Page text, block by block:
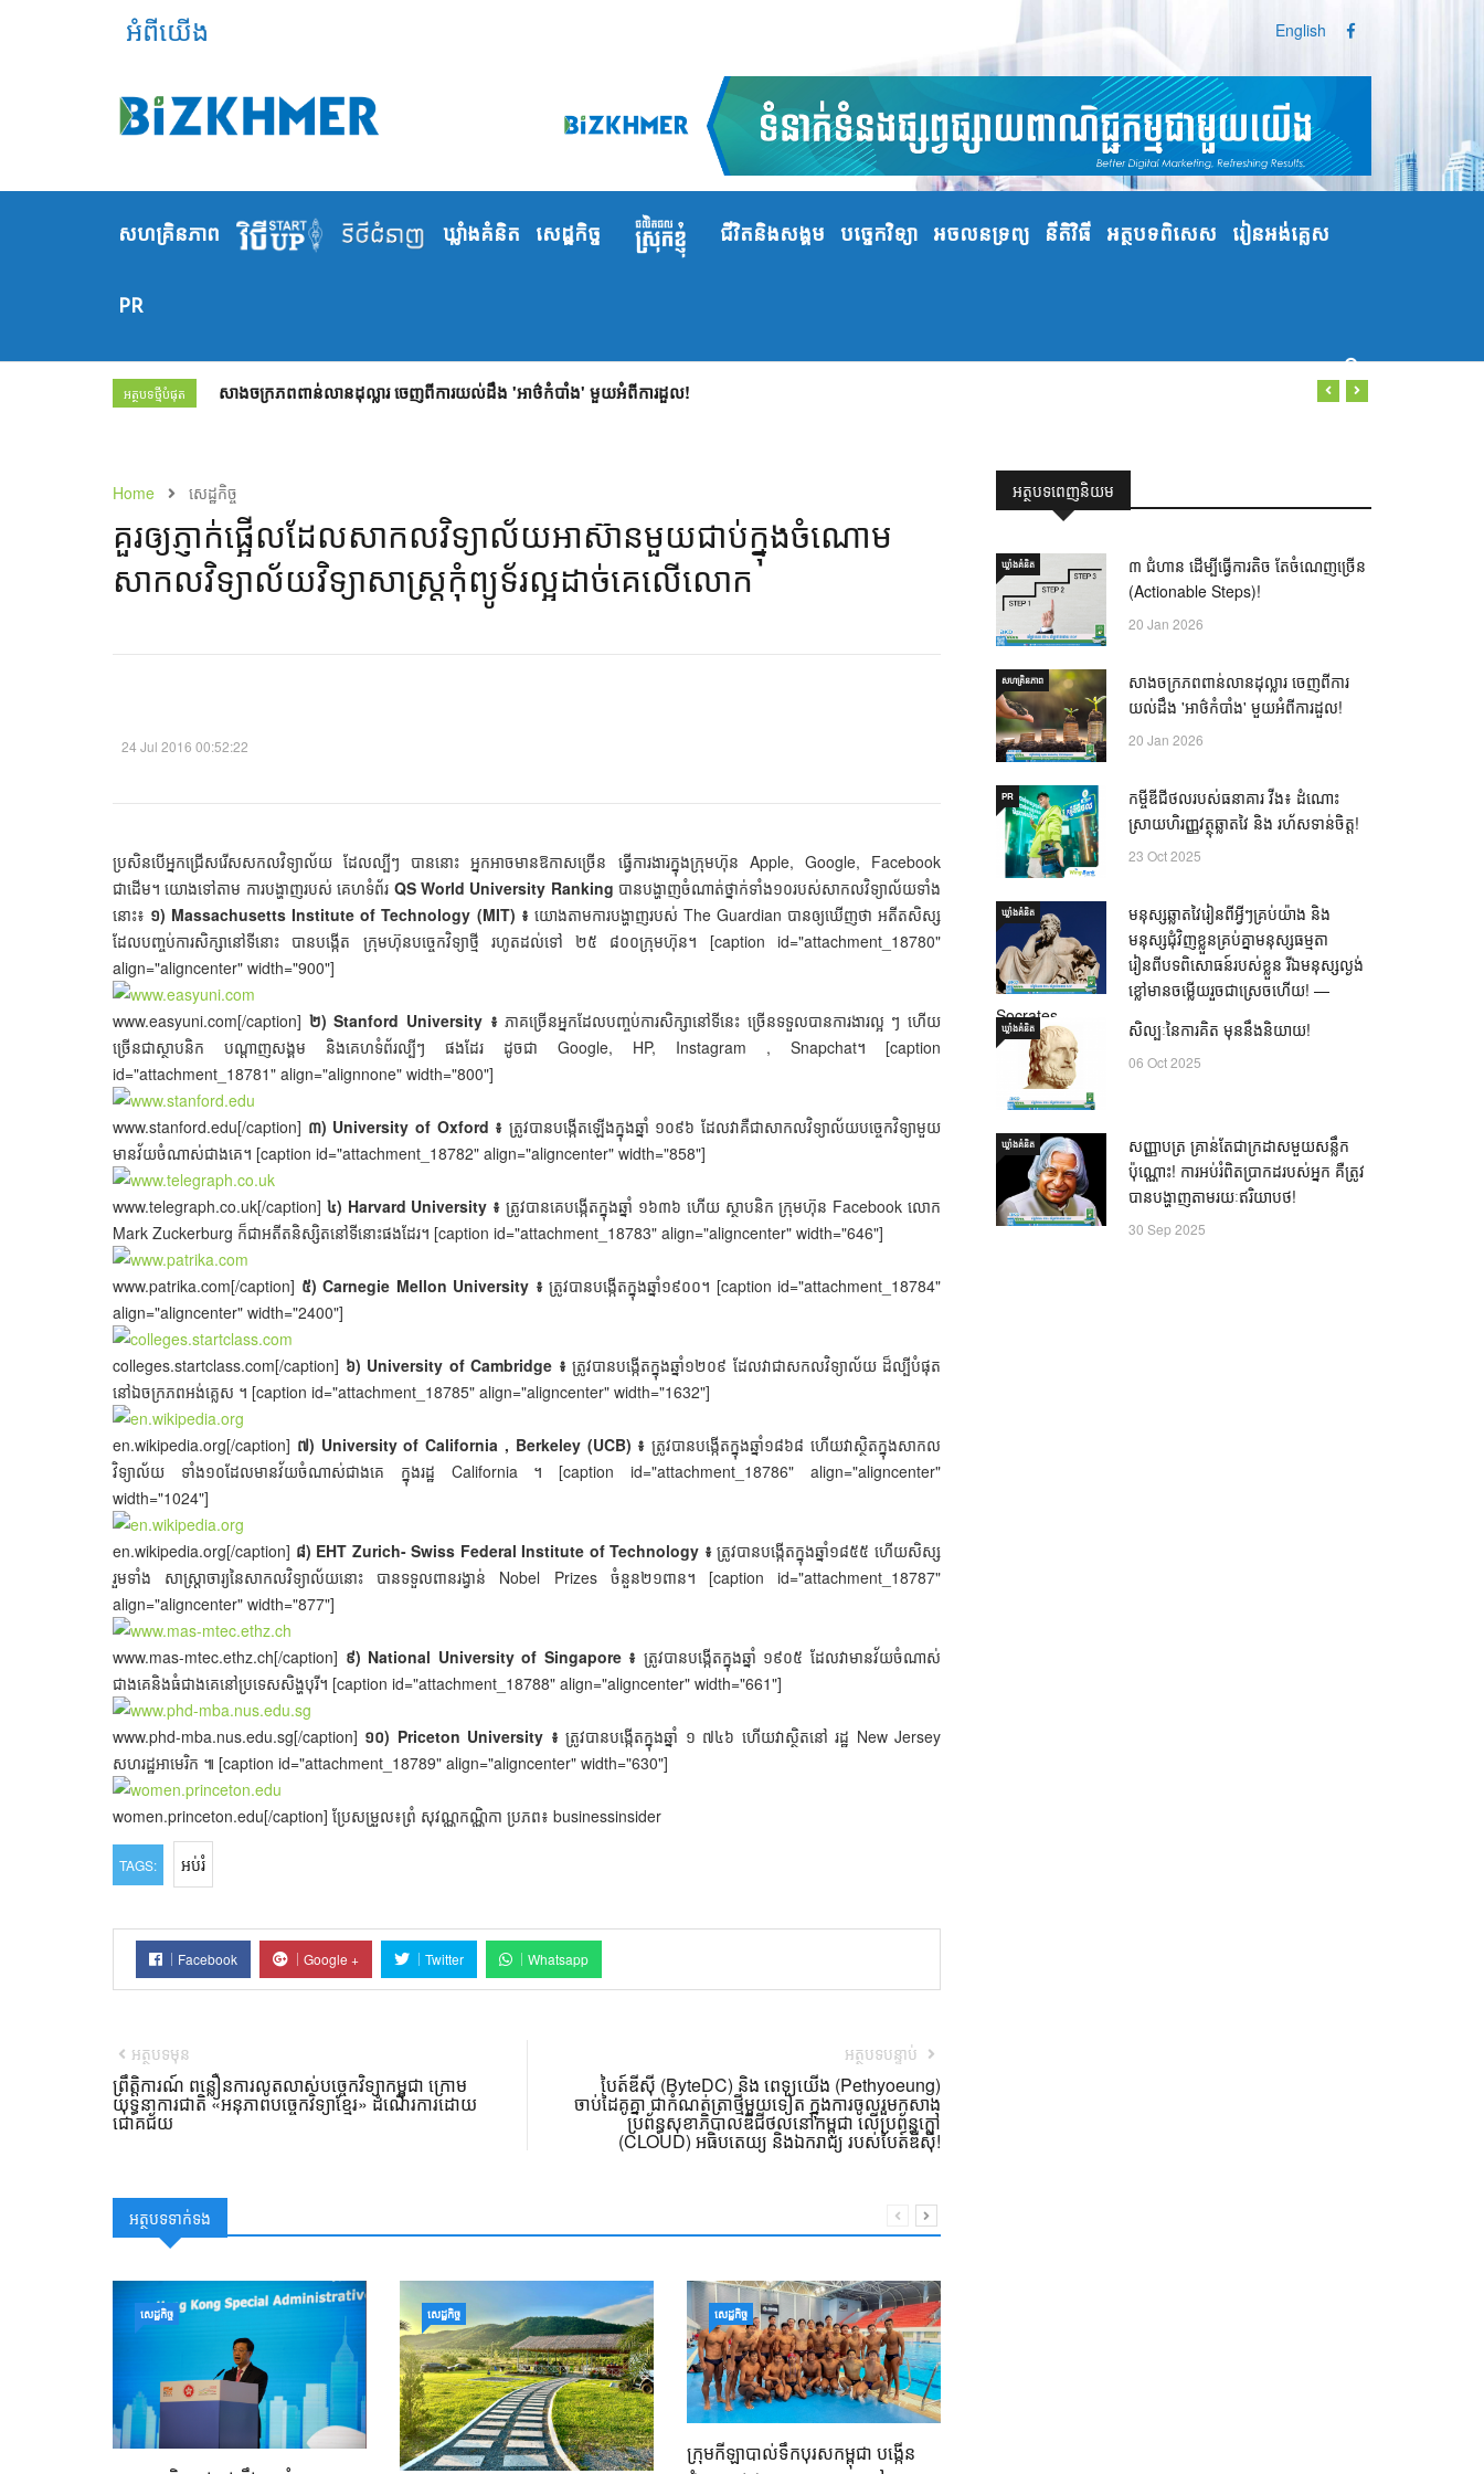
អំពីយើង English
សហគ្រិនភាព ឃ្លាំង​គំនិត សេដ្ឋកិច្ច ជីវិតនិងសង្គម បច្ចេកវិទ្យា អចលនទ្រព្យ នីតិវិធី អត្ថបទពិសេស រៀនអង់គ្លេស
PR
អត្ថបទថ្មីបំផុត សាងចក្រភពពាន់លានដុល្លារ ចេញពីការយល់ដឹង 'អាថ៌កំបាំង' មួយអំពីការដួល!
Home សេដ្ឋកិច្ច
គួរ​ឲ្យ​ភ្ញាក់​ផ្អើល​​ដែល​សាកលវិទ្យាល័យ​អាស៊ាន​មួយ​ជាប់​ក្នុង​ចំណោម
សាកលវិទ្យាល័យ​វិទ្យាសាស្ត្រ​កុំព្យូទ័រ​ល្អ​ដាច់​គេ​លើ​លោក​​
24 Jul 2016 00:52:22
ប្រសិនបើអ្នកជ្រើសរើសសកលវិទ្យាល័យ ដែលល្បីៗ បាននោះ អ្នកអាចមានឱកាសច្រើន ធ្វើការងារក្នុងក្រុមហ៊ុន Apple, Google, Facebook
ជាដើម។ យោងទៅតាម ការបង្ហាញរបស់ គេហទំព័រ QS World University Ranking បានបង្ហាញចំណាត់ថ្នាក់ទាំង១០របស់សាកលវិទ្យាល័យទាំង
នោះ៖ ១) Massachusetts Institute of Technology (MIT) ៖យោងតាមការបង្ហាញរបស់ The Guardian បានឲ្យឃើញថា អតីតសិស្ស
ដែលបញ្ចប់ការសិក្សានៅទីនោះ បានបង្កើត ក្រុមហ៊ុនបច្ចេកវិទ្យាថ្មី រហូតដល់ទៅ ២៥ ៨០០ក្រុមហ៊ុន។ [caption id="attachment_18780"
align="aligncenter" width="900"]
www.easyuni.com[/caption] ២) Stanford University ៖ភាគច្រើនអ្នកដែលបញ្ចប់ការសិក្សានៅទីនេះ ច្រើនទទួលបានការងារល្អ ៗ ហើយ
ច្រើនជាស្ថាបនិក បណ្ដាញសង្គម និងគេហទំព័រល្បីៗ ផងដែរ ដូចជា Google, HP, Instagram , Snapchat។ [caption
id="attachment_18781" align="alignnone" width="800"]
www.stanford.edu[/caption] ៣) University of Oxford ៖ ត្រូវបានបង្កើតឡើងក្នុងឆ្នាំ ១០៩៦ ដែលវាគឺជាសាកលវិទ្យាល័យបច្ចេកវិទ្យាមួយ
មានវ័យចំណាស់ជាងគេ។ [caption id="attachment_18782" align="aligncenter" width="858"]
www.telegraph.co.uk[/caption] ៤) Harvard University ៖ ត្រូវបានគេបង្កើតក្នុងឆ្នាំ ១៦៣៦ ហើយ ស្ថាបនិក ក្រុមហ៊ុន Facebook លោក
Mark Zuckerburg ក៏ជាអតីតនិស្សិតនៅទីនោះផងដែរ។ [caption id="attachment_18783" align="aligncenter" width="646"]
www.patrika.com[/caption] ៥) Carnegie Mellon University ៖ត្រូវបានបង្កើតក្នុងឆ្នាំ១៩០០។ [caption id="attachment_18784"
align="aligncenter" width="2400"]
colleges.startclass.com[/caption] ៦) University of Cambridge ៖ត្រូវបានបង្កើតក្នុងឆ្នាំ១២០៩ ដែលវាជាសកលវិទ្យាល័យ ដ៏ល្បីបំផុត
នៅឯចក្រភពអង់គ្លេស ។ [caption id="attachment_18785" align="aligncenter" width="1632"]
en.wikipedia.org[/caption] ៧) University of California , Berkeley (UCB) ៖ ត្រូវបានបង្កើតក្នុងឆ្នាំ១៨៦៨ ហើយវាស្ថិតក្នុងសាកល
វិទ្យាល័យ ទាំង១០ដែលមានវ័យចំណាស់ជាងគេ ក្នុងរដ្ឋ California ។ [caption id="attachment_18786" align="aligncenter"
width="1024"]
en.wikipedia.org[/caption] ៨) EHT Zurich- Swiss Federal Institute of Technology ៖ត្រូវបានបង្កើតក្នុងឆ្នាំ១៨៥៥ ហើយសិស្ស
រួមទាំង សាស្ត្រាចារ្យនៃសាកលវិទ្យាល័យនោះ បានទទួលពានរង្វាន់ Nobel Prizes ចំនួន២១ពាន។ [caption id="attachment_18787"
align="aligncenter" width="877"]
www.mas-mtec.ethz.ch[/caption] ៩) National University of Singapore ៖ ត្រូវបានបង្កើតក្នុងឆ្នាំ ១៩០៥ ដែលវាមានវ័យចំណាស់
ជាងគេនិងធំជាងគេនៅប្រទេសសិង្ហបុរី។ [caption id="attachment_18788" align="aligncenter" width="661"]
www.phd-mba.nus.edu.sg[/caption] ១០) Priceton University ៖ត្រូវបានបង្កើតក្នុងឆ្នាំ ១ ៧៤៦ ហើយវាស្ថិតនៅ រដ្ឋ New Jersey
សហរដ្ឋអាមេរិក ៕ [caption id="attachment_18789" align="aligncenter" width="630"]
women.princeton.edu[/caption] ប្រែសម្រួល៖ព្រំ សុវណ្ណកណ្ណិកា ប្រភព៖ businessinsider
TAGS: អប់រំ
Facebook Google + Twitter Whatsapp
អត្ថបទមុន
ព្រឹត្តិការណ៍ ពន្លឿនការលូតលាស់បច្ចេកវិទ្យាកម្ពុជា ក្រោម
យុទ្ធនាការជាតិ «អនុភាពបច្ចេកវិទ្យាខ្មែរ» ដំណើរការដោយ
ជោគជ័យ
អត្ថបទបន្ទាប់
បៃត៍ឌីស៊ី (ByteDC) និង ពេទ្យយើង (Pethyoeung)
ចាប់ដៃគូគ្នា ជាកំណត់ត្រាថ្មីមួយទៀត ក្នុងការចូលរួមកសាង
ប្រព័ន្ធសុខាភិបាលឌីជីថល​នៅកម្ពុជា លើប្រព័ន្ធក្លៅ
(CLOUD) អធិបតេយ្យ និងឯករាជ្យ របស់បៃត៍ឌីស៊ី!
អត្ថបទទាក់ទង
សេដ្ឋកិច្ច សេដ្ឋកិច្ច សេដ្ឋកិច្ច
ក្រុមកីឡាបាល់ទឹកបុរសកម្ពុជា បង្កើន
អត្ថបទពេញនិយម
ឃ្លាំង​គំនិត
៣ ជំហាន ដើម្បីធ្វើការតិច តែចំណេញច្រើន
(Actionable Steps)!
20 Jan 2026
សហគ្រិនភាព
សាងចក្រភពពាន់លានដុល្លារ ចេញពីការ
យល់ដឹង 'អាថ៌កំបាំង' មួយអំពីការដួល!
20 Jan 2026
PR
កម្ចីឌីជីថលរបស់ធនាគារ វីង៖ ដំណោះ
ស្រាយហិរញ្ញវត្ថុឆ្លាតវៃ និង រហ័សទាន់ចិត្ត!
23 Oct 2025
ឃ្លាំង​គំនិត
មនុស្សឆ្លាតវៃរៀនពីអ្វីៗគ្រប់យ៉ាង និង
មនុស្សជុំវិញខ្លួនគ្រប់គ្នាមនុស្សធម្មតា
រៀនពីបទពិសោធន៍របស់ខ្លួន រីឯមនុស្សល្ងង់
ខ្លៅមានចម្លើយរួចជាស្រេចហើយ! —
Socrates
21 Oct 2025
ឃ្លាំង​គំនិត សិល្បៈនៃការគិត មុននឹងនិយាយ!
06 Oct 2025
ឃ្លាំង​គំនិត
សញ្ញាបត្រ គ្រាន់តែជាក្រដាសមួយសន្លឹក
ប៉ុណ្ណោះ! ការអប់រំពិតប្រាកដរបស់អ្នក គឺត្រូវ
បានបង្ហាញតាមរយៈឥរិយាបថ!
30 Sep 2025